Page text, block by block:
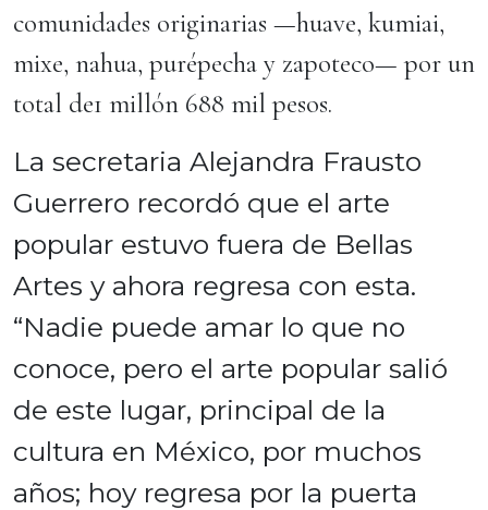
comunidades originarias —huave, kumiai,
mixe, nahua, purépecha y zapoteco— por un
total de1 millón 688 mil pesos.
La secretaria Alejandra Frausto
Guerrero recordó que el arte
popular estuvo fuera de Bellas
Artes y ahora regresa con esta.
“Nadie puede amar lo que no
conoce, pero el arte popular salió
de este lugar, principal de la
cultura en México, por muchos
años; hoy regresa por la puerta